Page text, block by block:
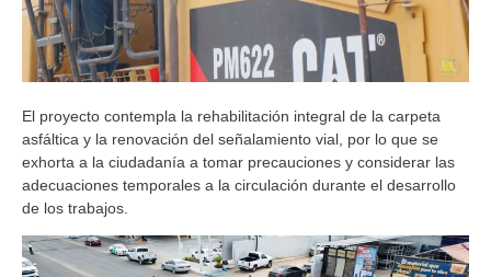
El proyecto contempla la rehabilitación integral de la carpeta
asfáltica y la renovación del señalamiento vial, por lo que se
exhorta a la ciudadanía a tomar precauciones y considerar las
adecuaciones temporales a la circulación durante el desarrollo
de los trabajos.